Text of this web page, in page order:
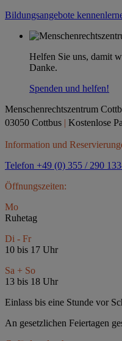
Bildungsangebote
Helfen Sie uns, damit
Danke.
Spenden und helfen!
Menschenrechtszentrum
03050 Cottbus | Kostenlose
Information und
Telefon +49 (0) 355 / 290
Öffnungszeiten:
Mo
Ruhetag
Di - Fr
10 bis 17 Uhr
Sa + So
13 bis 18 Uhr
Einlass bis eine Stunde vor
An gesetzlichen Feiertagen